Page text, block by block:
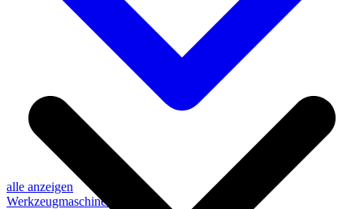
alle anzeigen
Werkzeugmaschinen-Zubehör